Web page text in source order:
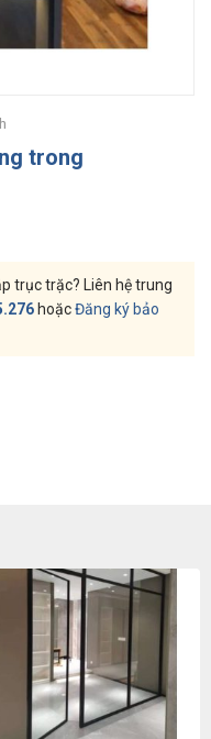
trong
trục trặc? Liên hệ trung
hoặcĐăng ký bảo